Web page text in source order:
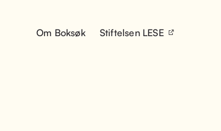
Om Boksøk Stiftelsen LESE